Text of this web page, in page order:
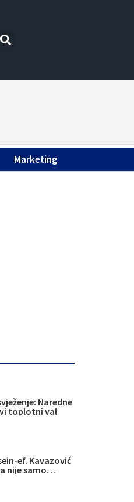
Marketing
Naredne
toplotni val
ef. Kavazović
nije samo